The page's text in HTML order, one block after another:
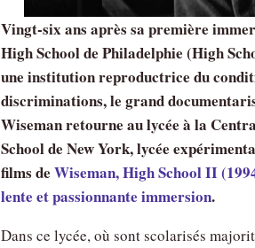
Vingt-six ans après sa première
High School de Philadelphie (High
une institution reproductrice du
discriminations, le grand
Wiseman retourne au lycée à la
School de New York, lycée
films de Wiseman, High School II
lente et passionnante immersion.
Dans ce lycée, où sont scolarisés